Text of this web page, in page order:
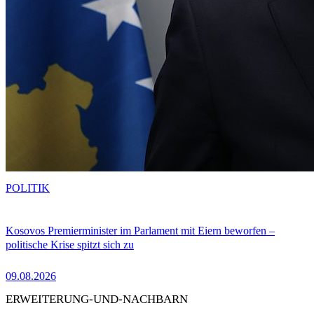
Kosovos Premierminister im Parlament mit Eiern beworfen –
politische Krise spitzt sich zu
09.08.2026
POLITIK
ERWEITERUNG-UND-NACHBARN